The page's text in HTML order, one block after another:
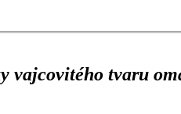
vajcovitého tvaru